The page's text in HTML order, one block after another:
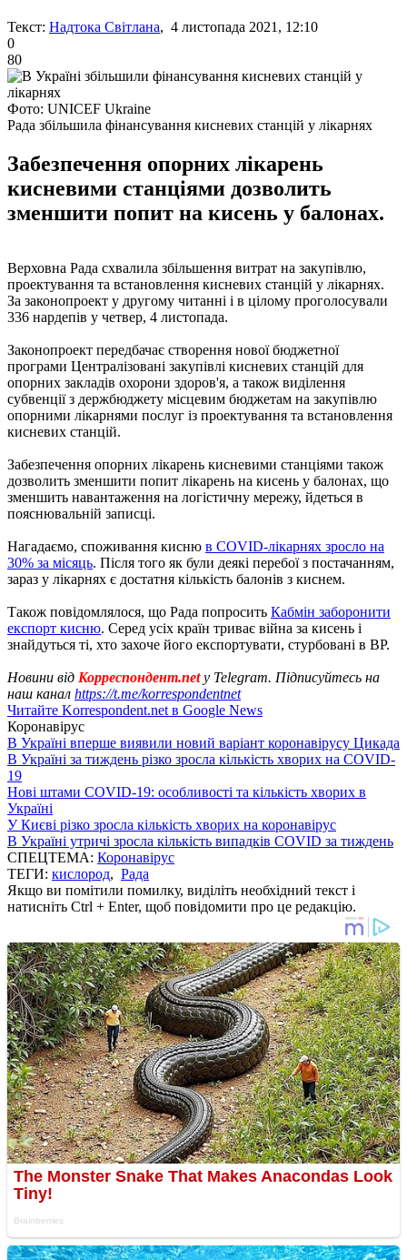
Текст: Надтока Світлана, 4 листопада 2021, 12:10
0
80
Фото: UNICEF Ukraine
Рада збільшила фінансування кисневих станцій у лікарнях
Забезпечення опорних лікарень
кисневими станціями дозволить
зменшити попит на кисень у балонах.
Верховна Рада схвалила збільшення витрат на закупівлю,
проектування та встановлення кисневих станцій у лікарнях.
За законопроект у другому читанні і в цілому проголосували
336 нардепів у четвер, 4 листопада.
Законопроект передбачає створення нової бюджетної
програми Централізовані закупівлі кисневих станцій для
опорних закладів охорони здоров'я, а також виділення
субвенції з держбюджету місцевим бюджетам на закупівлю
опорними лікарнями послуг із проектування та встановлення
кисневих станцій.
Забезпечення опорних лікарень кисневими станціями також
дозволить зменшити попит лікарень на кисень у балонах, що
зменшить навантаження на логістичну мережу, йдеться в
пояснювальній записці.
Нагадаємо, споживання кисню в COVID-лікарнях зросло на
30% за місяць. Після того як були деякі перебої з постачанням,
зараз у лікарнях є достатня кількість балонів з киснем.
Також повідомлялося, що Рада попросить Кабмін заборонити
експорт кисню. Серед усіх країн триває війна за кисень і
знайдуться ті, хто захоче його експортувати, стурбовані в ВР.
Новини від Корреспондент.netу Telegram. Підписуйтесь на
наш канал https://t.me/korrespondentnet
Читайте Korrespondent.net в Google News
Коронавірус
В Україні вперше виявили новий варіант коронавірусу Цикада
В Україні за тиждень різко зросла кількість хворих на COVID-
19
Нові штами COVID-19: особливості та кількість хворих в
Україні
У Києві різко зросла кількість хворих на коронавірус
В Україні утричі зросла кількість випадків COVID за тиждень
СПЕЦТЕМА: Коронавірус
ТЕГИ: кислород, Рада
Якщо ви помітили помилку, виділіть необхідний текст і
натисніть Ctrl + Enter, щоб повідомити про це редакцію.